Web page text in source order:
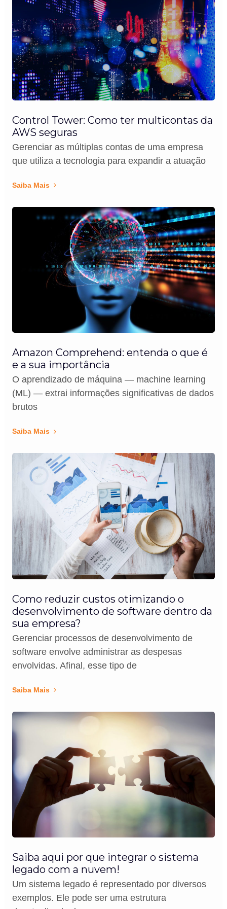
Control Tower: Como ter multicontas da
AWS seguras
Gerenciar as múltiplas contas de uma empresa
que utiliza a tecnologia para expandir a atuação
Saiba Mais
Amazon Comprehend: entenda o que é
e a sua importância
O aprendizado de máquina — machine learning
(ML) — extrai informações significativas de dados
brutos
Saiba Mais
Como reduzir custos otimizando o
desenvolvimento de software dentro da
sua empresa?
Gerenciar processos de desenvolvimento de
software envolve administrar as despesas
envolvidas. Afinal, esse tipo de
Saiba Mais
Saiba aqui por que integrar o sistema
legado com a nuvem!
Um sistema legado é representado por diversos
exemplos. Ele pode ser uma estrutura